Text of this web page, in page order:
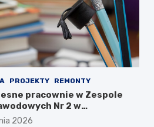
PROJEKTY REMONTY
pracownie w Zespole
Nr 2 w
przyszłość
2026